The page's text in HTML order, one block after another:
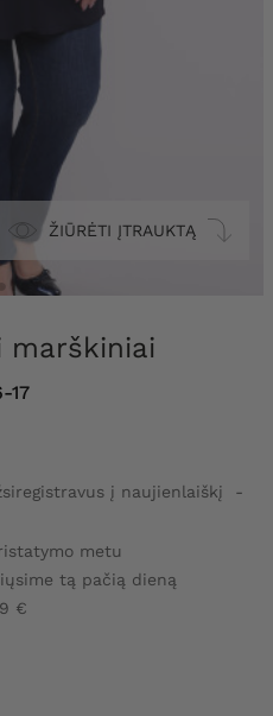
ŽIŪRĖTI ĮTRAUKTĄ
marškiniai
17
į naujienlaiškį -
metu
tą pačią dieną
€